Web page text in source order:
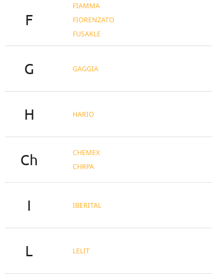
F
FIAMMA
FIORENZATO
FUSAKLE
G GAGGIA
H HARIO
Ch
CHEMEX
CHRPA
I IBERITAL
L LELIT